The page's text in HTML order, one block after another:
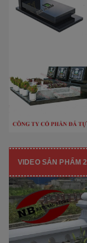
VIDEO SẢN PHẨM 2